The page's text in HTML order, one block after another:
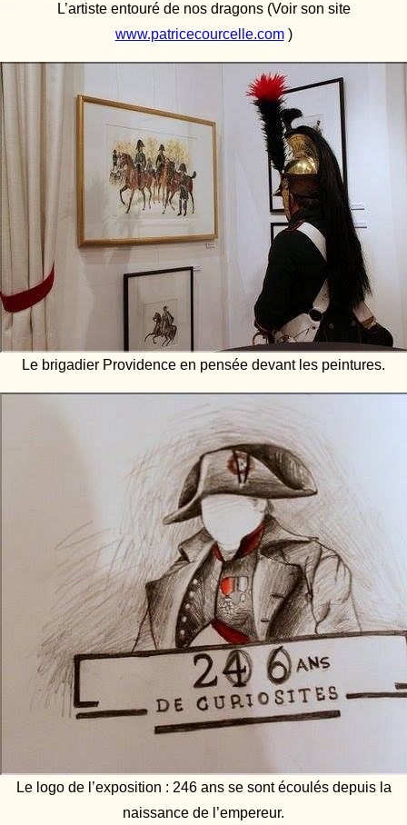
L’artiste entouré de nos dragons (Voir son site
www.patricecourcelle.com)
Le brigadier Providence en pensée devant les peintures.
Le logo de l’exposition : 246 ans se sont écoulés depuis la
naissance de l’empereur.